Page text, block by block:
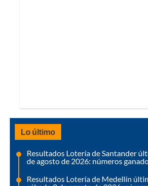
Lo último
Resultados Lotería de Santander
de agosto de 2026: números
Resultados Lotería de Medellín